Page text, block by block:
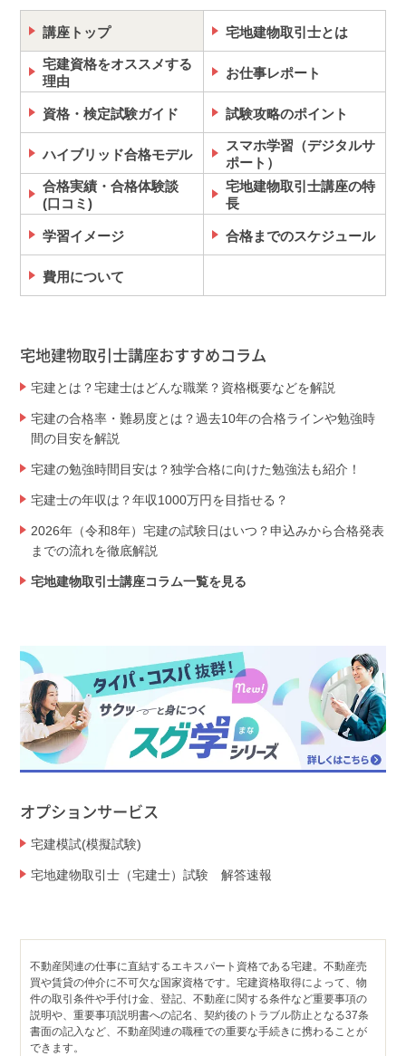
講座トップ 宅地建物取引士とは
宅建資格をオススメする
理由
お仕事レポート
資格・検定試験ガイド 試験攻略のポイント
ハイブリッド合格モデル
スマホ学習（デジタルサ
ポート）
合格実績・合格体験談
(口コミ)
宅地建物取引士講座の特
長
学習イメージ 合格までのスケジュール
費用について
宅地建物取引士講座おすすめコラム
宅建とは？宅建士はどんな職業？資格概要などを解説
宅建の合格率・難易度とは？過去10年の合格ラインや勉強時
間の目安を解説
宅建の勉強時間目安は？独学合格に向けた勉強法も紹介！
宅建士の年収は？年収1000万円を目指せる？
2026年（令和8年）宅建の試験日はいつ？申込みから合格発表
までの流れを徹底解説
宅地建物取引士講座コラム一覧を見る
オプションサービス
宅建模試(模擬試験)
宅地建物取引士（宅建士）試験 解答速報
不動産関連の仕事に直結するエキスパート資格である宅建。不動産売
買や賃貸の仲介に不可欠な国家資格です。宅建資格取得によって、物
件の取引条件や手付け金、登記、不動産に関する条件など重要事項の
説明や、重要事項説明書への記名、契約後のトラブル防止となる37条
書面の記入など、不動産関連の職種での重要な手続きに携わることが
できます。